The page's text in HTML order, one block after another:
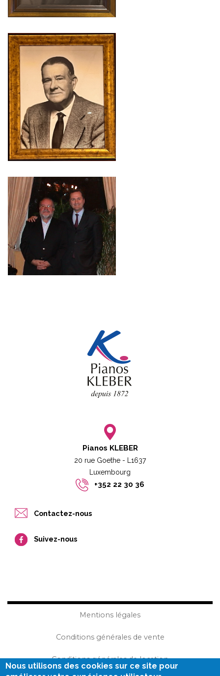
Pianos KLEBER
20 rue Goethe - L1637
Luxembourg​​
+352 22 30 36
Contactez-nous
Suivez-nous
Mentions légales
Conditions générales de vente
Conditions générales de location
Nous utilisons des cookies sur ce site pour